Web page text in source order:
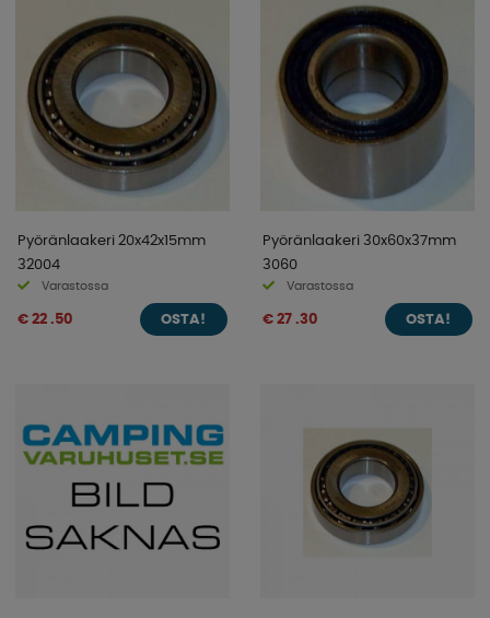
Pyöränlaakeri 20x42x15mm
32004
Varastossa
€ 22 .50 OSTA!
Pyöränlaakeri 30x60x37mm
3060
Varastossa
€ 27 .30 OSTA!